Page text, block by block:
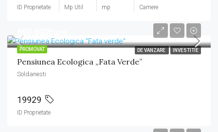
ID Proprietate Mp Util mp Camere
PROMOVAT DE VANZARE INVESTITIE
Pensiunea Ecologica „Fata Verde”
Soldanesti
19929
ID Proprietate